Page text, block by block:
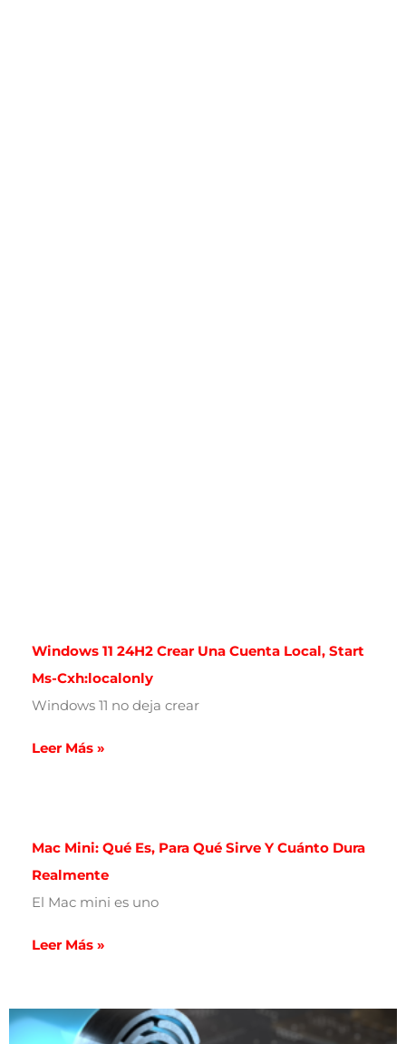
Windows 11 24H2 Crear Una Cuenta Local, Start
Ms-Cxh:localonly
Windows 11 no deja crear
Leer Más »
Mac Mini: Qué Es, Para Qué Sirve Y Cuánto Dura
Realmente
El Mac mini es uno
Leer Más »